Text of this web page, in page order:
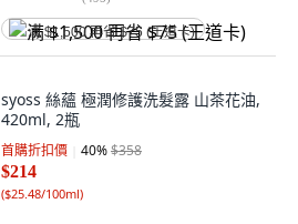
满 $1,500 再省 $75 (王道卡)
syoss 絲蘊 極潤修護洗髮露 山茶花油,
420ml, 2瓶
首購折扣價 40%$358
$214
($25.48/100ml)